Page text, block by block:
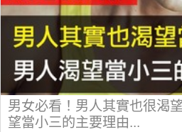
男女必看！男人其實也很渴
望當小三的主要理由...